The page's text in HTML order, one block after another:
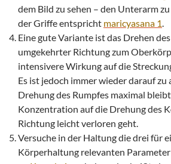
dem Bild zu sehen – den Unterarm
der Griffe entspricht maricyasana 1
Eine gute Variante ist das Drehen
umgekehrter Richtung zum
intensivere Wirkung auf die
Es ist jedoch immer wieder darauf zu
Drehung des Rumpfes maximal
Konzentration auf die Drehung des
Richtung leicht verloren geht.
Versuche in der Haltung die drei für
Körperhaltung relevanten